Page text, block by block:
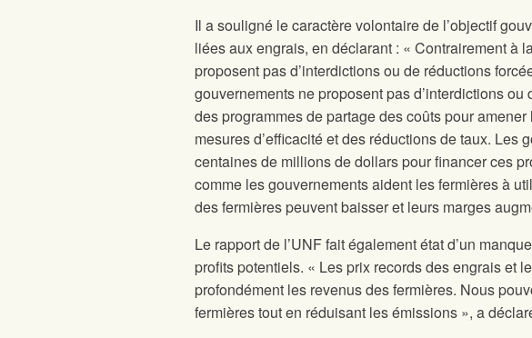
Il a souligné le caractère volontaire de l’objectif
liées aux engrais, en déclarant : « Contrairement à
proposent pas d’interdictions ou de réductions
gouvernements ne proposent pas d’interdictions
des programmes de partage des coûts pour
mesures d’efficacité et des réductions de taux.
centaines de millions de dollars pour financer ces
comme les gouvernements aident les fermières à
des fermières peuvent baisser et leurs marges
Le rapport de l’UNF fait également état d’un
profits potentiels. « Les prix records des engrais et
profondément les revenus des fermières. Nous
fermières tout en réduisant les émissions », a